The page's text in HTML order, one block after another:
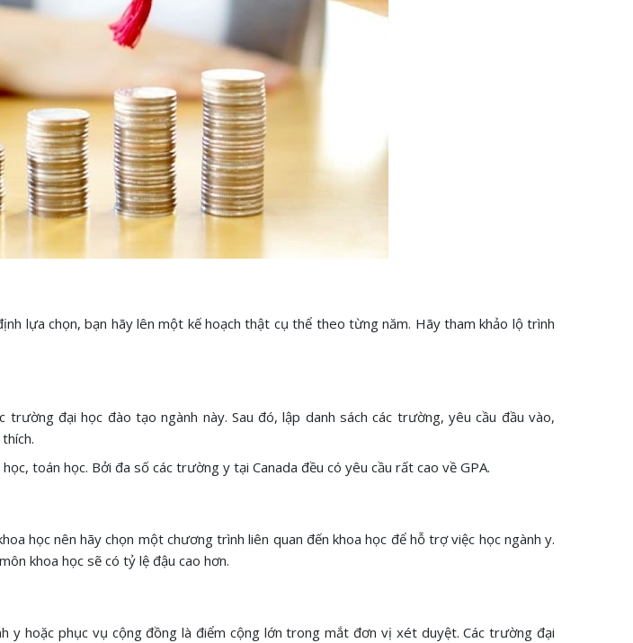
lựa chọn, bạn hãy lên một kế hoạch thật cụ thể theo từng năm. Hãy tham khảo lộ trình
đại học đào tạo ngành này. Sau đó, lập danh sách các trường, yêu cầu đầu vào,
toán học. Bởi đa số các trường y tại Canada đều có yêu cầu rất cao về GPA.
học nên hãy chọn một chương trình liên quan đến khoa học để hỗ trợ việc học ngành y.
khoa học sẽ có tỷ lệ đậu cao hơn.
y hoặc phục vụ cộng đồng là điểm cộng lớn trong mắt đơn vị xét duyệt. Các trường đại